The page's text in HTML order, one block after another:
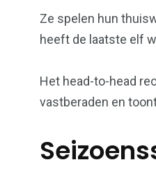
Ze spelen hun
heeft de laatste elf
Het head-to-head
vastberaden en